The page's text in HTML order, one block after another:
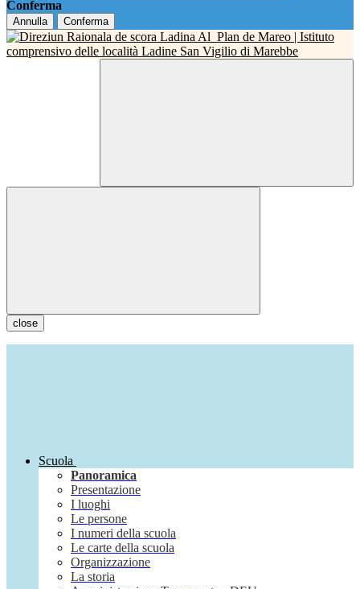
Conferma
Annulla Conferma
close
Scuola
Panoramica
Presentazione
I luoghi
Le persone
I numeri della scuola
Le carte della scuola
Organizzazione
La storia